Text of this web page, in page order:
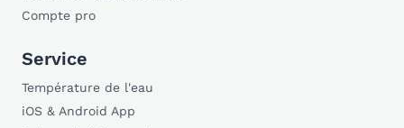
Compte pro
Service
Température de l'eau
iOS & Android App